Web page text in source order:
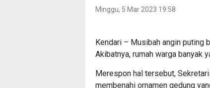
Minggu, 5 Mar 2023 19:58
Kendari – Musibah angin puting
Akibatnya, rumah warga banyak
Merespon hal tersebut,
membenahi ornamen gedung